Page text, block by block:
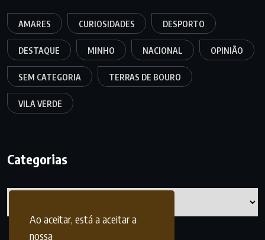
Ao aceitar, está a aceitar a
nossa
AMARES CURIOSIDADES DESPORTO
DESTAQUE MINHO NACIONAL OPINIÃO
SEM CATEGORIA TERRAS DE BOURO
VILA VERDE
Categorias
Categorias